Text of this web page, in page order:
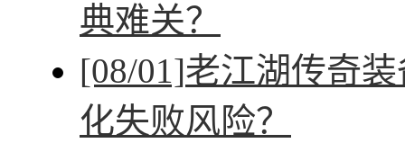
典难关？
[08/01]老江湖传奇
化失败风险？